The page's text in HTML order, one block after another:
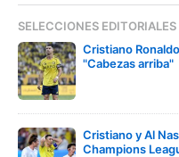
SELECCIONES EDITORIALES
Cristiano
"Cabezas arriba"
Cristiano y Al
Champions